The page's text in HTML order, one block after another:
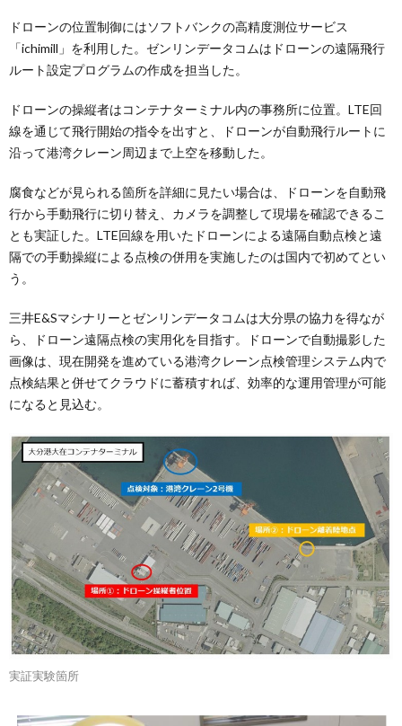
ドローンの位置制御にはソフトバンクの高精度測位サービス
「ichimill」を利用した。ゼンリンデータコムはドローンの遠隔飛行
ルート設定プログラムの作成を担当した。
ドローンの操縦者はコンテナターミナル内の事務所に位置。LTE回
線を通じて飛行開始の指令を出すと、ドローンが自動飛行ルートに
沿って港湾クレーン周辺まで上空を移動した。
腐食などが見られる箇所を詳細に見たい場合は、ドローンを自動飛
行から手動飛行に切り替え、カメラを調整して現場を確認できるこ
とも実証した。LTE回線を用いたドローンによる遠隔自動点検と遠
隔での手動操縦による点検の併用を実施したのは国内で初めてとい
う。
三井E&Sマシナリーとゼンリンデータコムは大分県の協力を得なが
ら、ドローン遠隔点検の実用化を目指す。ドローンで自動撮影した
画像は、現在開発を進めている港湾クレーン点検管理システム内で
点検結果と併せてクラウドに蓄積すれば、効率的な運用管理が可能
になると見込む。
実証実験箇所